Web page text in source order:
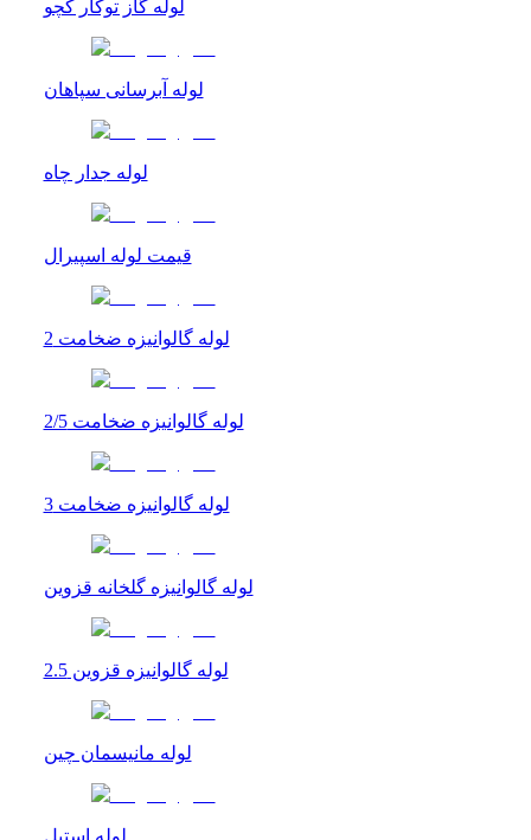
لوله گاز توکار کچو
لوله آبرسانی سپاهان
لوله جدار چاه
قیمت لوله اسپیرال
لوله گالوانیزه ضخامت 2
لوله گالوانیزه ضخامت 2/5
لوله گالوانیزه ضخامت 3
لوله گالوانیزه گلخانه قزوین
لوله گالوانیزه قزوین 2.5
لوله مانیسمان چین